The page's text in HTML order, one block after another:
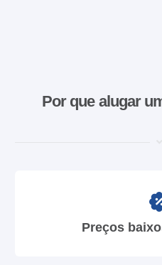
Por que alugar
Preços